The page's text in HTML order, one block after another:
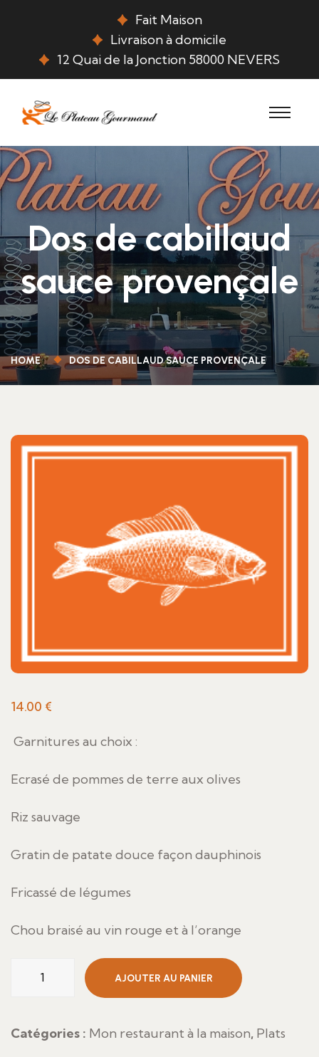
Fait Maison
Livraison à domicile
12 Quai de la Jonction 58000 NEVERS
Dos de cabillaud
sauce provençale
HOME DOS DE CABILLAUD SAUCE PROVENÇALE
14.00 €
Garnitures au choix :
Ecrasé de pommes de terre aux olives
Riz sauvage
Gratin de patate douce façon dauphinois
Fricassé de légumes
Chou braisé au vin rouge et à l’orange
de
AJOUTER AU PANIER
Catégories : Mon restaurant à la maison, Plats